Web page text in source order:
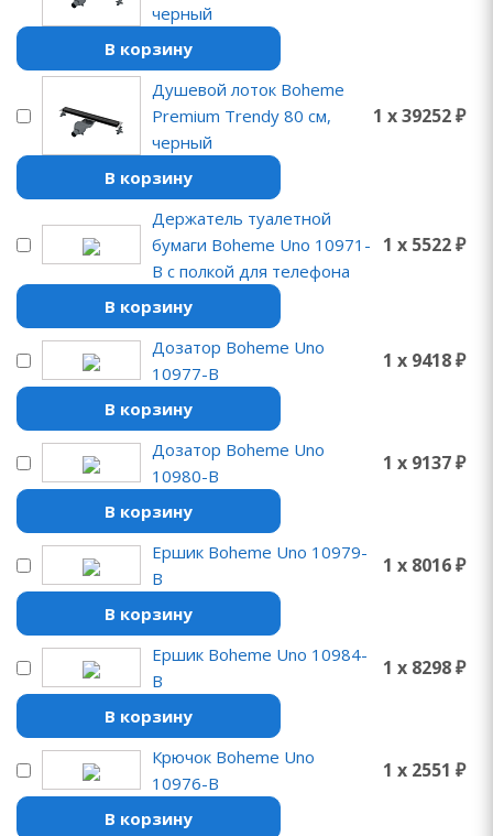
черный
В корзину
Душевой лоток Boheme
Premium Trendy 80 см,
черный
1 x 39252 ₽
В корзину
Держатель туалетной
бумаги Boheme Uno 10971-
B с полкой для телефона
1 x 5522 ₽
В корзину
Дозатор Boheme Uno
10977-B
1 x 9418 ₽
В корзину
Дозатор Boheme Uno
10980-B
1 x 9137 ₽
В корзину
Ершик Boheme Uno 10979-
B
1 x 8016 ₽
В корзину
Ершик Boheme Uno 10984-
B
1 x 8298 ₽
В корзину
Крючок Boheme Uno
10976-B
1 x 2551 ₽
В корзину